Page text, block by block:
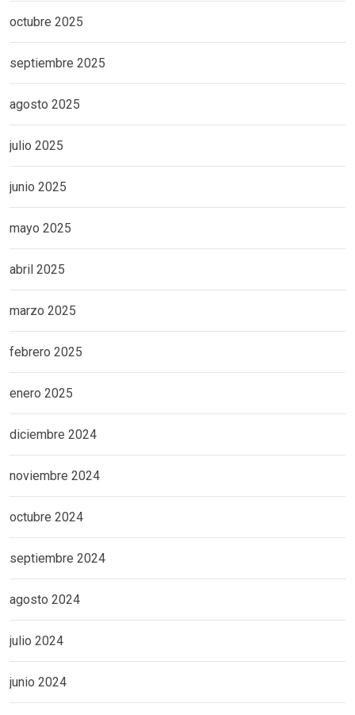
octubre 2025
septiembre 2025
agosto 2025
julio 2025
junio 2025
mayo 2025
abril 2025
marzo 2025
febrero 2025
enero 2025
diciembre 2024
noviembre 2024
octubre 2024
septiembre 2024
agosto 2024
julio 2024
junio 2024